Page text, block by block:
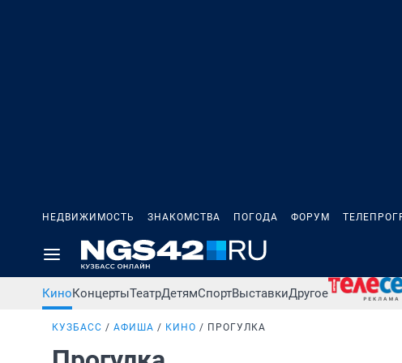
НЕДВИЖИМОСТЬ ЗНАКОМСТВА ПОГОДА ФОРУМ
КиноКонцертыТеатрДетямСпортВыставкиДругое
КУЗБАСС АФИША КИНО ПРОГУЛКА